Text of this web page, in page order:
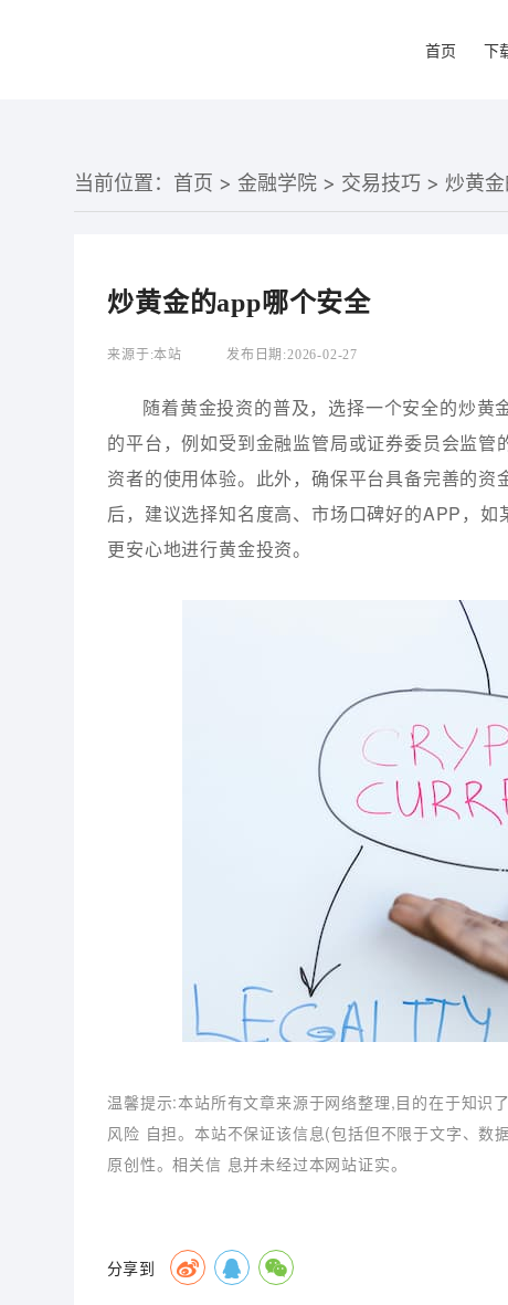
首页 下
当前位置： 首页 >金融学院 > 交易技巧 > 炒黄
炒黄金的app哪个安全
来源于:本站 发布日期:2026-02-27
随着黄金投资的普及，选择一个安全的炒
的平台，例如受到金融监管局或证券委员会监
资者的使用体验。此外，确保平台具备完善的
后，建议选择知名度高、市场口碑好的APP，
更安心地进行黄金投资。
温馨提示:本站所有文章来源于网络整理,目的在于知识
风险 自担。本站不保证该信息(包括但不限于文字、数
原创性。相关信 息并未经过本网站证实。
分享到